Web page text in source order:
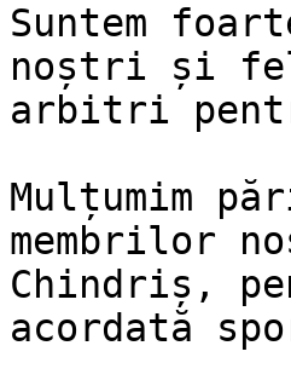
Suntem
noștri și
arbitri
Mulțumim
membrilor
Chindriș,
acordată